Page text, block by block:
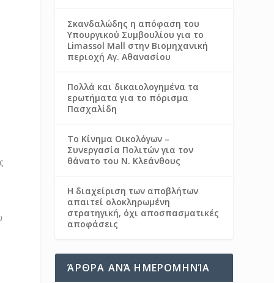
Σκανδαλώδης η απόφαση του
Υπουργικού Συμβουλίου για το
Limassol Mall στην Βιομηχανική
περιοχή Αγ. Αθανασίου
Πολλά και δικαιολογημένα τα
ερωτήματα για το πόρισμα
Πασχαλίδη
Το Κίνημα Οικολόγων –
Συνεργασία Πολιτών για τον
θάνατο του Ν. Κλεάνθους
Η διαχείριση των αποβλήτων
απαιτεί ολοκληρωμένη
στρατηγική, όχι αποσπασματικές
αποφάσεις
ΆΡΘΡΑ ΑΝΆ ΗΜΕΡΟΜΗΝΊΑ